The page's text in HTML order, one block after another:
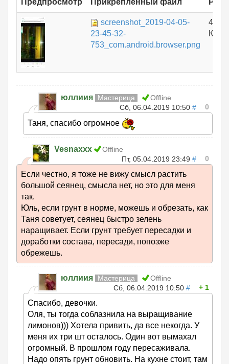
Предпросмотр
Прикрепленный файл
screenshot_2019-04-05-
23-45-32-
753_com.android.browser.png
КБ
юллиия Мастерица
Offline
Сб, 06.04.2019 10:50 # 0
Таня, спасибо огромное
Vesnaxxx
Offline
Пт, 05.04.2019 23:49 # 0
Если честно, я тоже не вижу смысл растить
большой сеянец, смысла нет, но это для меня
так.
Юль, если грунт в норме, можешь и обрезать, как
Таня советует, сеянец быстро зелень
наращивает. Если грунт требует пересадки и
доработки состава, пересади, попозже
обрежешь.
юллиия Мастерица
Offline
Сб, 06.04.2019 10:50 # 1
Спасибо, девочки.
Оля, ты тогда соблазнила на выращивание
лимонов))) Хотела привить, да все некогда. У
меня их три шт осталось. Один вот вымахал
огромный. В прошлом году пересаживала.
Надо опять грунт обновить. На кухне стоит, там